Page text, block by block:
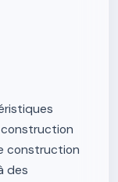
construction
des